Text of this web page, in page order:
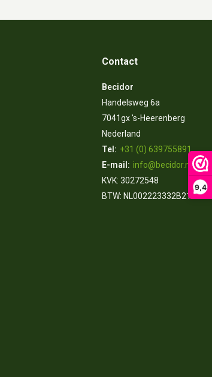
9,4
Contact
Becidor
Handelsweg 6a
7041gx 's-Heerenberg
Nederland
Tel: +31 (0) 639755891
E-mail: info@becidor.nl
KVK: 30272548
BTW: NL002223332B21